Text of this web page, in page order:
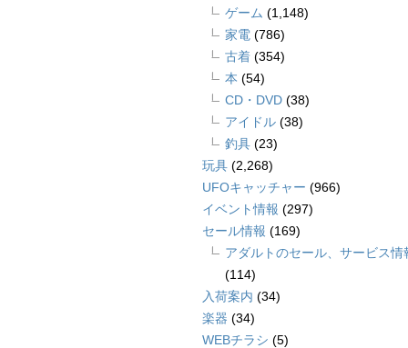
ゲーム (1,148)
家電 (786)
古着 (354)
本 (54)
CD・DVD (38)
アイドル (38)
釣具 (23)
玩具 (2,268)
UFOキャッチャー (966)
イベント情報 (297)
セール情報 (169)
アダルトのセール、サービス情
(114)
入荷案内 (34)
楽器 (34)
WEBチラシ (5)